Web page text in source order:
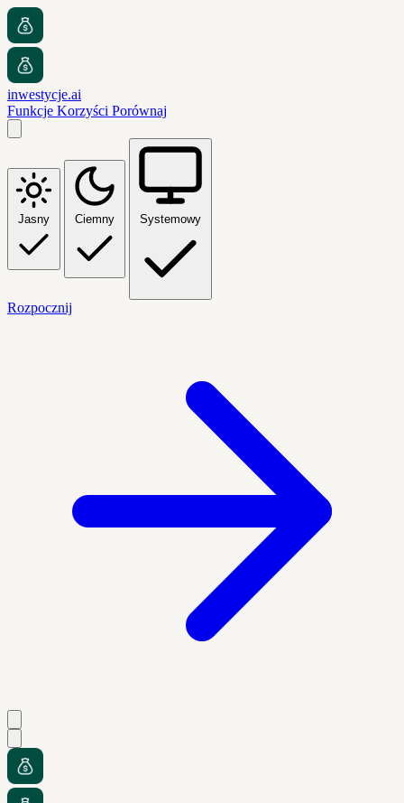
inwestycje.ai
Funkcje Korzyści Porównaj
Jasny Ciemny Systemowy
Rozpocznij